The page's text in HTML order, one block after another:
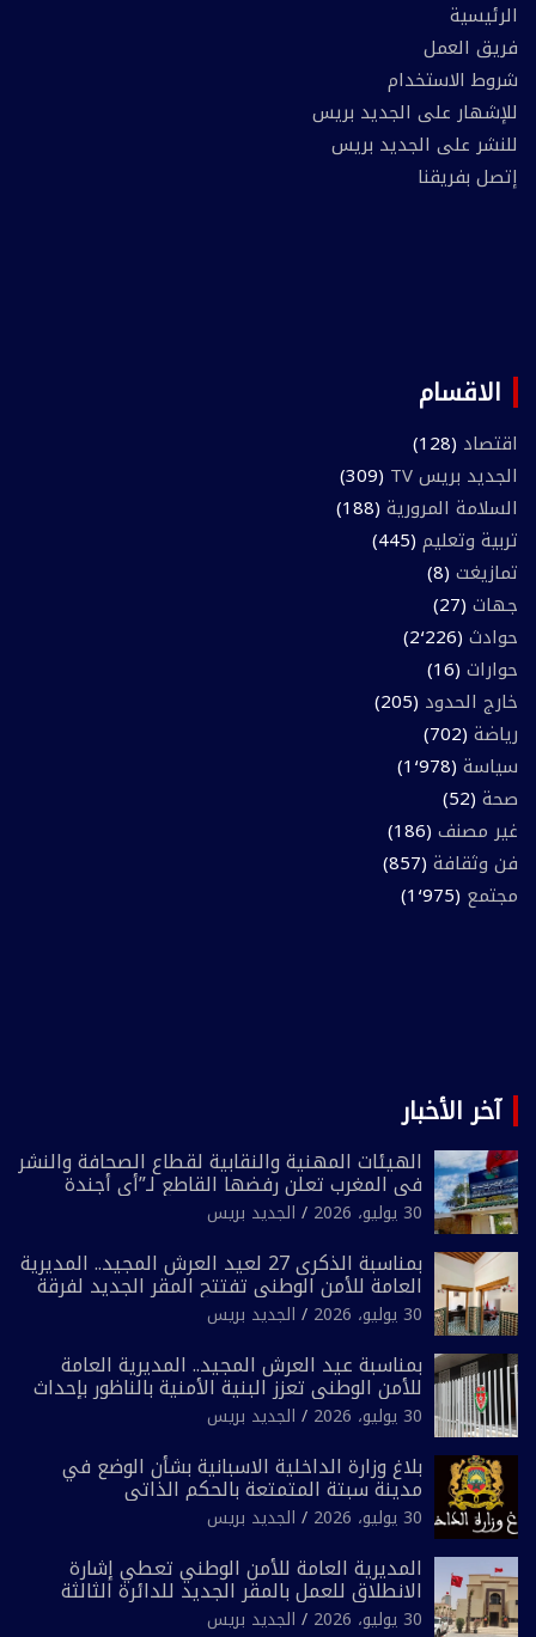
الرئيسية
فريق العمل
شروط الاستخدام
للإشهار على الجديد بريس
للنشر على الجديد بريس
إتصل بفريقنا
الاقسام
اقتصاد (128)
الجديد بريس TV
(309)
السلامة المرورية (188)
تربية وتعليم (445)
تمازيغت (8)
جهات (27)
حوادث (2٬226)
حوارات (16)
خارج الحدود (205)
رياضة (702)
سياسة (1٬978)
صحة (52)
غير مصنف (186)
فن وثقافة (857)
مجتمع (1٬975)
آخر الأخبار
الهيئات المهنية والنقابية لقطاع الصحافة والنشر
في المغرب تعلن رفضها القاطع لـ”أي أجندة
انتخابية مُعدة على مقاس سياسي ومصلحي
ضيق”
30 يوليو، 2026 الجديد بريس
بمناسبة الذكرى 27 لعيد العرش المجيد.. المديرية
العامة للأمن الوطني تفتتح المقر الجديد لفرقة
الشرطة السياحية بفاس
30 يوليو، 2026 الجديد بريس
بمناسبة عيد العرش المجيد.. المديرية العامة
للأمن الوطني تعزز البنية الأمنية بالناظور بإحداث
فرقتين جديدتين
30 يوليو، 2026 الجديد بريس
بلاغ وزارة الداخلية الاسبانية بشأن الوضع في
مدينة سبتة المتمتعة بالحكم الذاتي
30 يوليو، 2026 الجديد بريس
المديرية العامة للأمن الوطني تعطي إشارة
الانطلاق للعمل بالمقر الجديد للدائرة الثالثة
للشرطة بولاية أمن العيون
30 يوليو، 2026 الجديد بريس